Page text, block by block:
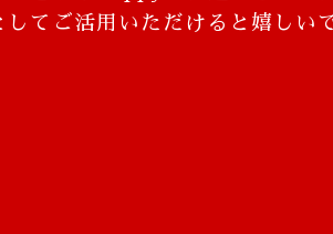
てご活用いただけると嬉しい